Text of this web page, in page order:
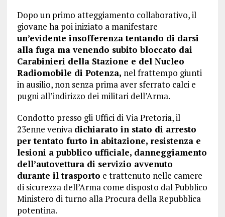
Dopo un primo atteggiamento collaborativo, il
giovane ha poi iniziato a manifestare
un’evidente insofferenza tentando di darsi
alla fuga ma venendo subito bloccato dai
Carabinieri della Stazione e del Nucleo
Radiomobile di Potenza, nel frattempo giunti
in ausilio, non senza prima aver sferrato calci e
pugni all’indirizzo dei militari dell’Arma.
Condotto presso gli Uffici di Via Pretoria, il
23enne veniva dichiarato in stato di arresto
per tentato furto in abitazione, resistenza e
lesioni a pubblico ufficiale, danneggiamento
dell’autovettura di servizio avvenuto
durante il trasporto e trattenuto nelle camere
di sicurezza dell’Arma come disposto dal Pubblico
Ministero di turno alla Procura della Repubblica
potentina.